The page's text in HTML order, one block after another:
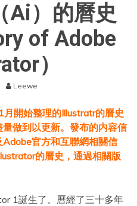
Ai）的曆史
of Adobe
）
Leewe
開始整理的Illustratr的曆史
做到以更新。發布的内容信
官方和互聯網相關信
的曆史，通過相關版
1誕生了。曆經了三十多年